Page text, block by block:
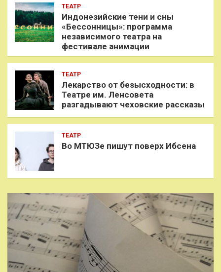
ТЕАТР
Индонезийские тени и сны
«Бессонницы»: программа
независимого театра на
фестивале анимации
ТЕАТР
Лекарство от безысходности: в
Театре им. Ленсовета
разгадывают чеховские рассказы
ТЕАТР
Во МТЮЗе пишут поверх Ибсена